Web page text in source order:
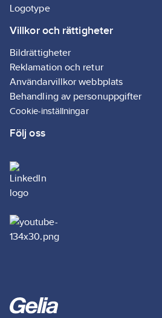
Logotype
Villkor och rättigheter
Bildrättigheter
Reklamation och retur
Användarvillkor webbplats
Behandling av personuppgifter
Cookie-inställningar
Följ oss